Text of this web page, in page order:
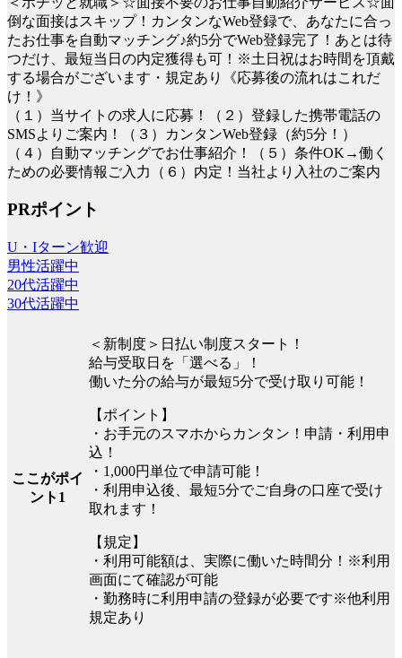
倒な面接はスキップ！カンタンなWeb登録で、あなたに合っ
たお仕事を自動マッチング♪約5分でWeb登録完了！あとは待
つだけ、最短当日の内定獲得も可！※土日祝はお時間を頂戴
する場合がございます・規定あり《応募後の流れはこれだ
け！》
（１）当サイトの求人に応募！（２）登録した携帯電話の
SMSよりご案内！（３）カンタンWeb登録（約5分！）
（４）自動マッチングでお仕事紹介！（５）条件OK→働く
ための必要情報ご入力（６）内定！当社より入社のご案内
PRポイント
U・Iターン歓迎
男性活躍中
20代活躍中
30代活躍中
ここがポイ
ント1
＜新制度＞日払い制度スタート！
給与受取日を「選べる」！
働いた分の給与が最短5分で受け取り可能！
【ポイント】
・お手元のスマホからカンタン！申請・利用申
込！
・1,000円単位で申請可能！
・利用申込後、最短5分でご自身の口座で受け
取れます！
【規定】
・利用可能額は、実際に働いた時間分！※利用
画面にて確認が可能
・勤務時に利用申請の登録が必要です※他利用
規定あり